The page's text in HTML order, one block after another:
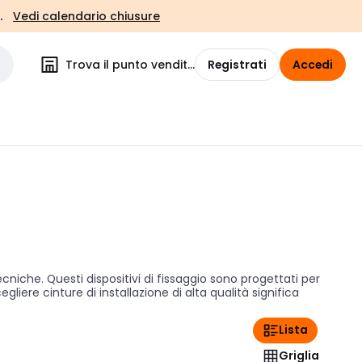
Vedi calendario chiusure
Trova il punto vendita Registrati Accedi
Questi dispositivi di fissaggio sono progettati per
cinture di installazione di alta qualità significa
Lista
Griglia